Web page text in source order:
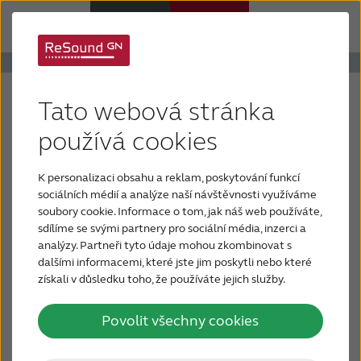
Tato webová stránka
používá cookies
K personalizaci obsahu a reklam, poskytování funkcí
sociálních médií a analýze naší návštěvnosti využíváme
soubory cookie. Informace o tom, jak náš web používáte,
sdílíme se svými partnery pro sociální média, inzerci a
analýzy. Partneři tyto údaje mohou zkombinovat s
dalšími informacemi, které jste jim poskytli nebo které
získali v důsledku toho, že používáte jejich služby.
Povolit všechny cookies
Sluchová ztráta
Proč právě ReSound
Podpora a Péče
FOR JOURNALISTS
FOR PROFESSIONALS
Aplikace pro sluchadla
ReSound Smart
Pro použití se sluchadly ReSound LiNX²,
ReSound ENZO², ReSound LiNX, ReSound
ENZO nebo ReSound UpSmart
Vytvořte a uložte si Vaše oblíbené nastavení